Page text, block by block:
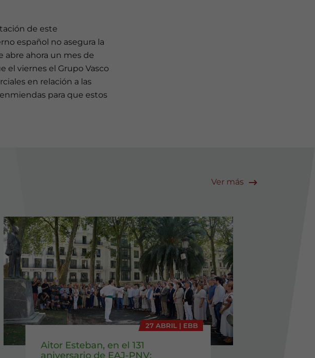
de este
español no asegura la
abre ahora un mes de
el viernes el Grupo Vasco
en relación a las
para que estos
Ver más
27 ABRIL | EBB
Aitor Esteban, en el 131
aniversario de EAJ-PNV: